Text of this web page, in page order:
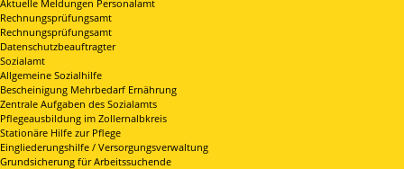
Aktuelle Meldungen Personalamt
Rechnungsprüfungsamt
Rechnungsprüfungsamt
Datenschutzbeauftragter
Sozialamt
Allgemeine Sozialhilfe
Bescheinigung Mehrbedarf Ernährung
Zentrale Aufgaben des Sozialamts
Pflegeausbildung im Zollernalbkreis
Stationäre Hilfe zur Pflege
Eingliederungshilfe / Versorgungsverwaltung
Grundsicherung für Arbeitssuchende